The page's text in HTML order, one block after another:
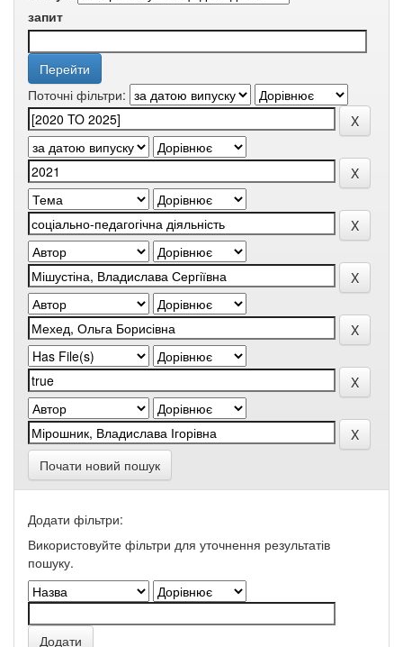
запит
Поточні фільтри:
Почати новий пошук
Додати фільтри:
Використовуйте фільтри для уточнення результатів
пошуку.